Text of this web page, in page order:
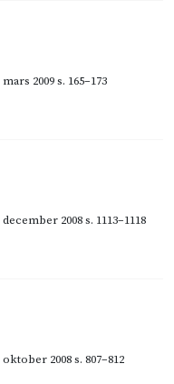
mars 2009s. 165–173
december 2008s. 1113–1118
oktober 2008s. 807–812